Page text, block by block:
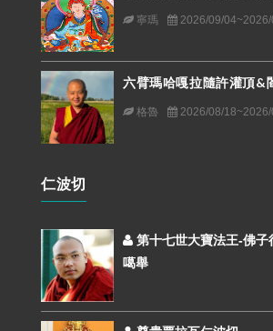
寧瑪 2026/09/
六臂瑪哈嘎拉隨許灌頂&
格魯 2026/08/
仁波切
第十七世大寶法王-佛子
噶舉